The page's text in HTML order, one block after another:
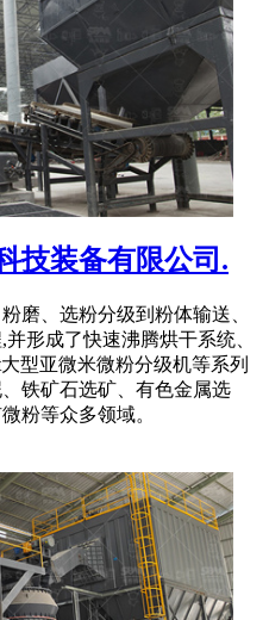
技装备有限公司.
磨、选粉分级到粉体输送、
形成了快速沸腾烘干系统、
型亚微米微粉分级机等系列
铁矿石选矿、有色金属选
粉等众多领域。